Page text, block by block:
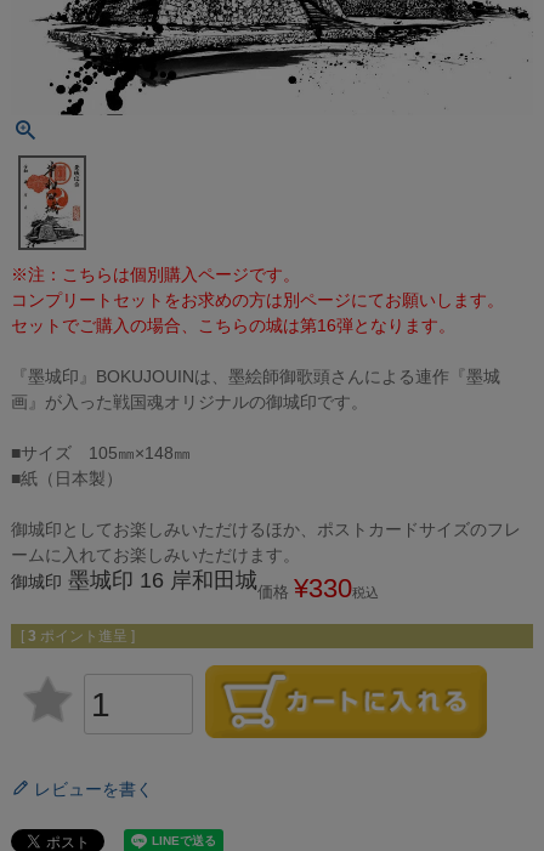
※注：こちらは個別購入ページです。
コンプリートセットをお求めの方は別ページにてお願いします。
セットでご購入の場合、こちらの城は第16弾となります。
『墨城印』BOKUJOUINは、墨絵師御歌頭さんによる連作『墨城
画』が入った戦国魂オリジナルの御城印です。
■サイズ 105㎜×148㎜
■紙（日本製）
御城印としてお楽しみいただけるほか、ポストカードサイズのフレ
ームに入れてお楽しみいただけます。
御城印 墨城印 16 岸和田城価格 ¥330税込
[ 3 ポイント進呈 ]
レビューを書く